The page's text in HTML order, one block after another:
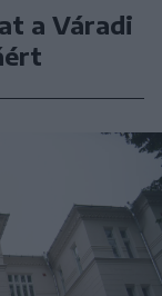
a Váradi